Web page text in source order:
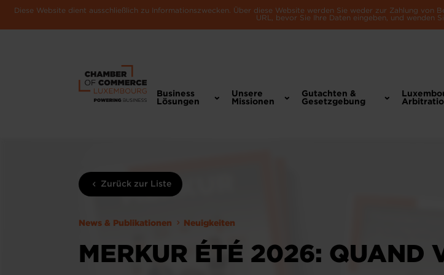
Diese Website dient ausschließlich zu Informationszwecken. Über diese Website werden Sie weder zur Zahlung
URL, bevor Sie Ihre Daten eingeben, und wenden
Business
Lösungen
Unsere
Missionen
Gutachten &
Gesetzgebung
Zurück zur Liste
News & Publikationen Neuigkeiten
MERKUR ÉTÉ 2026: QUAND